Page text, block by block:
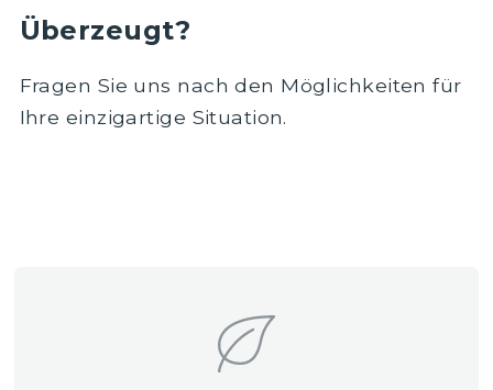
Überzeugt?
Fragen Sie uns nach den Möglichkeiten für
Ihre einzigartige Situation.